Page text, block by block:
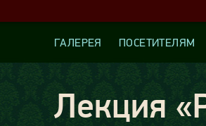
ГАЛЕРЕЯ ПОСЕТИТЕЛЯМ
Лекция